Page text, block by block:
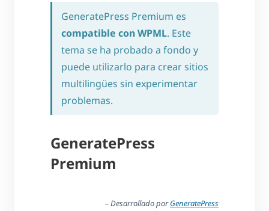
GeneratePress Premium es
compatible con WPML. Este
tema se ha probado a fondo y
puede utilizarlo para crear sitios
multilingües sin experimentar
problemas.
GeneratePress
Premium
– Desarrollado porGeneratePress